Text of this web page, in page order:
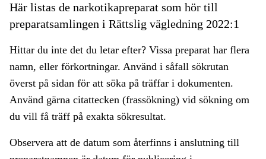
Här listas de narkotikapreparat som hör till
preparatsamlingen i Rättslig vägledning 2022:1
Hittar du inte det du letar efter? Vissa preparat har flera
namn, eller förkortningar. Använd i såfall sökrutan
överst på sidan för att söka på träffar i dokumenten.
Använd gärna citattecken (frassökning) vid sökning om
du vill få träff på exakta sökresultat.
Observera att de datum som återfinns i anslutning till